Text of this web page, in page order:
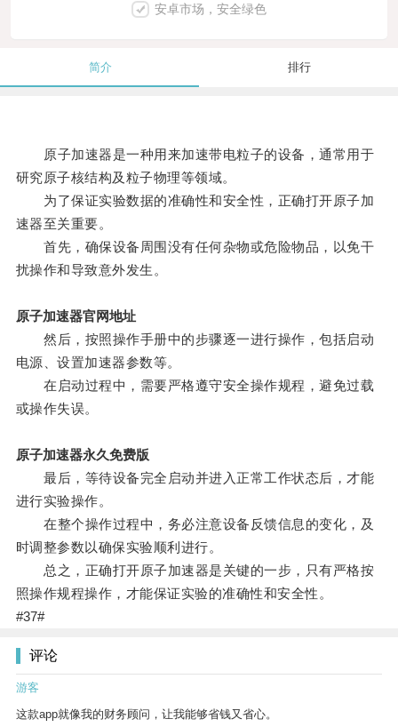
安卓市场，安全绿色
简介 排行
原子加速器是一种用来加速带电粒子的设备，通常用于
研究原子核结构及粒子物理等领域。
为了保证实验数据的准确性和安全性，正确打开原子加
速器至关重要。
首先，确保设备周围没有任何杂物或危险物品，以免干
扰操作和导致意外发生。
原子加速器官网地址
然后，按照操作手册中的步骤逐一进行操作，包括启动
电源、设置加速器参数等。
在启动过程中，需要严格遵守安全操作规程，避免过载
或操作失误。
原子加速器永久免费版
最后，等待设备完全启动并进入正常工作状态后，才能
进行实验操作。
在整个操作过程中，务必注意设备反馈信息的变化，及
时调整参数以确保实验顺利进行。
总之，正确打开原子加速器是关键的一步，只有严格按
照操作规程操作，才能保证实验的准确性和安全性。
#37#
评论
游客
这款app就像我的财务顾问，让我能够省钱又省心。